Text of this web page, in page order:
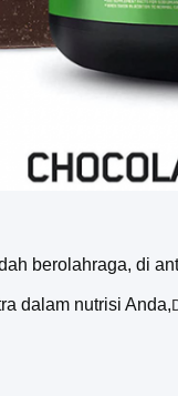
berolahraga, di
dalam nutrisi Anda,